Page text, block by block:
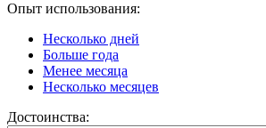
Опыт использования:
Несколько дней
Больше года
Менее месяца
Несколько месяцев
Достоинства: